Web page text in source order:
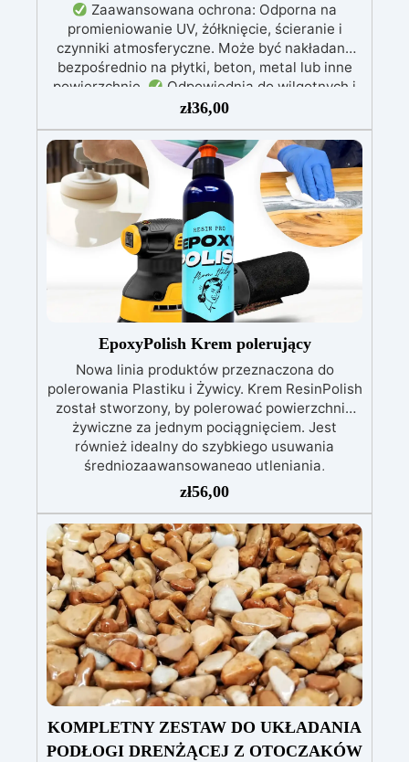
Zaawansowana ochrona: Odporna na
promieniowanie UV, żółknięcie, ścieranie i
czynniki atmosferyczne. Może być nakładana
bezpośrednio na płytki, beton, metal lub inne
powierzchnie.
Odpowiednia do wilgotnych i
intensywnie użytkowanych miejsc: Specjalna
formuła, idealna do środowisk wymagających
najwyższej trwałości.
Wszechstronne i
personalizowane wykończenie: Dostępna w
kolorystyce RAL lub NCS, z wykończeniem w
połysku. Kryjąca już przy jednej warstwie.
Uniwersalna: Doskonała do podłóg, parkingów,
magazynów oraz do powłok na odpowiednio
przygotowanej stali.
Zgodność i
bezpieczeństwo: Zgodna z Rozporządzeniem
UE nr 305/2011 – Rozporządzeniem UE nr
574/2014 – Oznakowanie CE zgodnie z normą
EN 1504-2 oraz odpowiednią Deklaracją
Właściwości Użytkowych (DoP).
zł36,00
EpoxyPolish Krem polerujący
Nowa linia produktów przeznaczona do
polerowania Plastiku i Żywicy. Krem ResinPolish
został stworzony, by polerować powierzchnie
żywiczne za jednym pociągnięciem. Jest
również idealny do szybkiego usuwania
średniozaawansowanego utleniania,
delikatnych zadrapań, skaz i innych drobnych
defektów na żywicznej powierzchni. Ten krem
usuwa defekty pozostawione przez środki
ścierne o ziarnistości P1500 lub mniejszej i
pozostawia wspaniałe wykończenie
pozbawione niedoskonałości nawet na
ciemniejszych żelkotach, które mogą sprawiać
więcej trudności.
zł56,00
KOMPLETNY ZESTAW DO UKŁADANIA
PODŁOGI DRENŻĄCEJ Z OTOCZAKÓW